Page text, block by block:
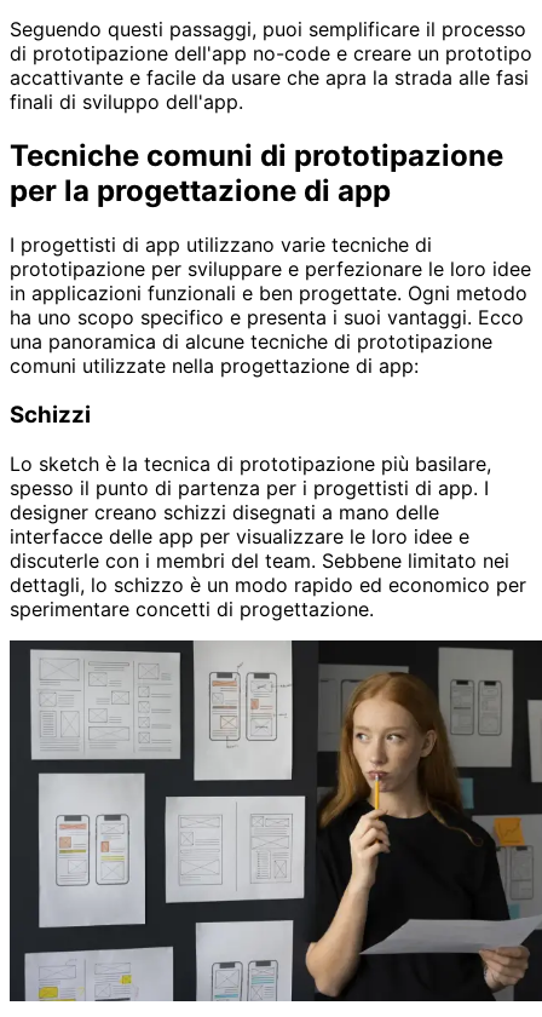
Seguendo questi passaggi, puoi semplificare il processo
di prototipazione dell'app no-code e creare un prototipo
accattivante e facile da usare che apra la strada alle fasi
finali di sviluppo dell'app.
Tecniche comuni di prototipazione
per la progettazione di app
I progettisti di app utilizzano varie tecniche di
prototipazione per sviluppare e perfezionare le loro idee
in applicazioni funzionali e ben progettate. Ogni metodo
ha uno scopo specifico e presenta i suoi vantaggi. Ecco
una panoramica di alcune tecniche di prototipazione
comuni utilizzate nella progettazione di app:
Schizzi
Lo sketch è la tecnica di prototipazione più basilare,
spesso il punto di partenza per i progettisti di app. I
designer creano schizzi disegnati a mano delle
interfacce delle app per visualizzare le loro idee e
discuterle con i membri del team. Sebbene limitato nei
dettagli, lo schizzo è un modo rapido ed economico per
sperimentare concetti di progettazione.